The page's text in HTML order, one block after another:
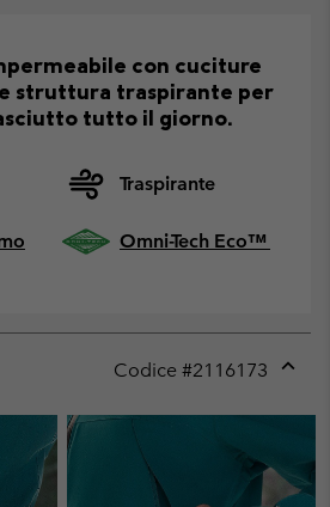
con cuciture
struttura traspirante per
tutto il giorno.
Traspirante
Omni-Tech Eco™
Codice #2116173
or